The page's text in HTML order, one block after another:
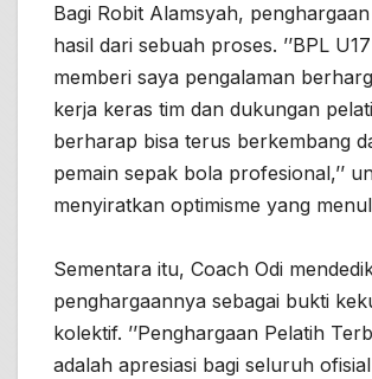
Bagi Robit Alamsyah,
hasil dari sebuah proses. ’’BPL
memberi saya pengalaman
kerja keras tim dan dukungan
berharap bisa terus berkembang
pemain sepak bola profesional,’’
menyiratkan optimisme yang
Sementara itu, Coach Odi
penghargaannya sebagai bukti
kolektif. ’’Penghargaan Pelatih
adalah apresiasi bagi seluruh